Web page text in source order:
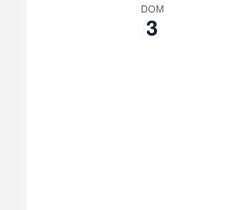
DOM
3